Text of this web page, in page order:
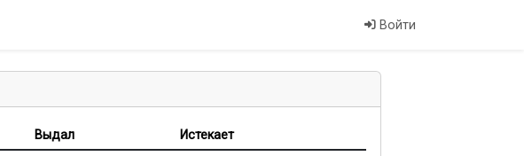
Войти
Выдал
Истекает